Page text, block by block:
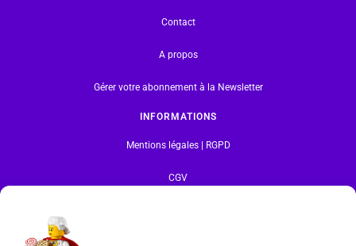
Contact
A propos
Gérer votre abonnement à la Newsletter
INFORMATIONS
Mentions légales | RGPD
CGV